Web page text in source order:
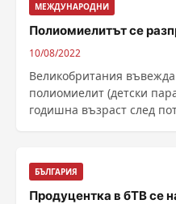
МЕЖДУНАРОДНИ
Полиомиелитът се
10/08/2022
Великобритания
полиомиелит (детски
годишна възраст след
БЪЛГАРИЯ
Продуцентка в бТВ се